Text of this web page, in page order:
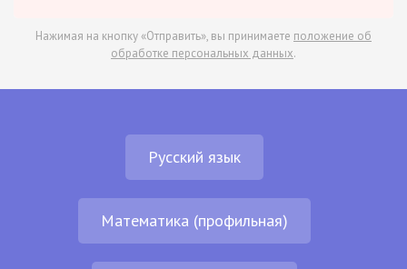
Нажимая на кнопку «Отправить», вы принимаете положение об
обработке персональных данных.
Русский язык
Математика (профильная)